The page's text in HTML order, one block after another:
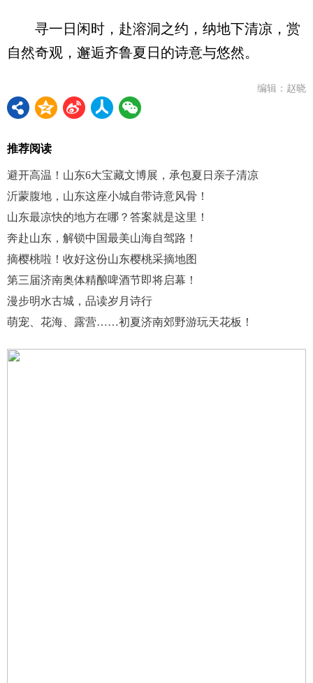
寻一日闲时，赴溶洞之约，纳地下清凉，赏
自然奇观，邂逅齐鲁夏日的诗意与悠然。
编辑：赵晓
推荐阅读
避开高温！山东6大宝藏文博展，承包夏日亲子清凉
沂蒙腹地，山东这座小城自带诗意风骨！
山东最凉快的地方在哪？答案就是这里！
奔赴山东，解锁中国最美山海自驾路！
摘樱桃啦！收好这份山东樱桃采摘地图
第三届济南奥体精酿啤酒节即将启幕！
漫步明水古城，品读岁月诗行
萌宠、花海、露营……初夏济南郊野游玩天花板！